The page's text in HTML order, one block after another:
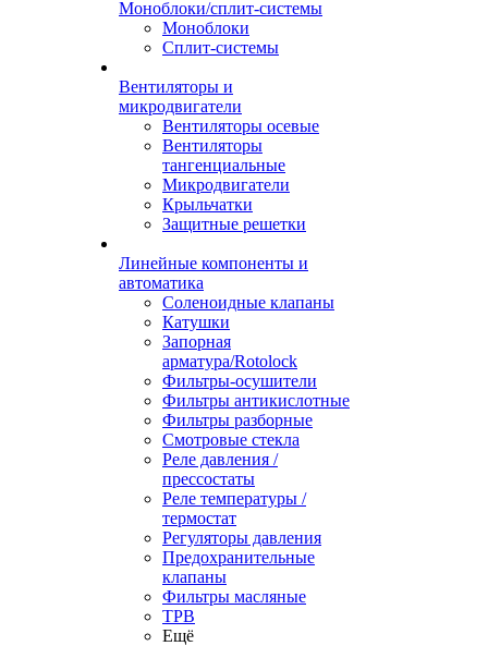
Моноблоки/сплит-системы
Моноблоки
Сплит-системы
Вентиляторы и
микродвигатели
Вентиляторы осевые
Вентиляторы
тангенциальные
Микродвигатели
Крыльчатки
Защитные решетки
Линейные компоненты и
автоматика
Соленоидные клапаны
Катушки
Запорная
арматура/Rotolock
Фильтры-осушители
Фильтры антикислотные
Фильтры разборные
Смотровые стекла
Реле давления /
прессостаты
Реле температуры /
термостат
Регуляторы давления
Предохранительные
клапаны
Фильтры масляные
ТРВ
Ещё